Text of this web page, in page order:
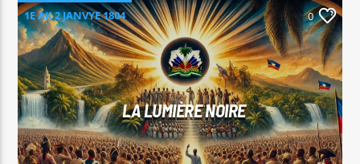
1E AK 2 JANVYE 1804 0
LA LUMIÈRE NOIRE